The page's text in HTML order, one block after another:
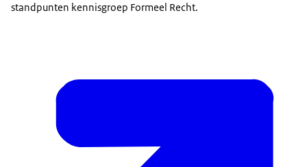
standpunten kennisgroep Formeel Recht.